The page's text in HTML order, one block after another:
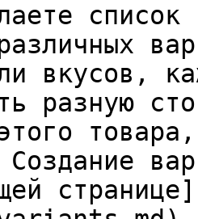
вкусов,
разную